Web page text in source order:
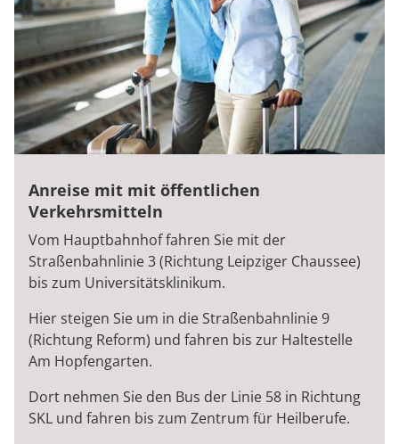
Anreise mit mit öffentlichen
Verkehrsmitteln
Vom Hauptbahnhof fahren Sie mit der
Straßenbahnlinie 3 (Richtung Leipziger Chaussee)
bis zum Universitätsklinikum.
Hier steigen Sie um in die Straßenbahnlinie 9
(Richtung Reform) und fahren bis zur Haltestelle
Am Hopfengarten.
Dort nehmen Sie den Bus der Linie 58 in Richtung
SKL und fahren bis zum Zentrum für Heilberufe.